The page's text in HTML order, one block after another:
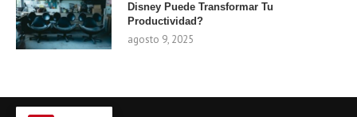
Disney Puede Transformar Tu
Productividad?
agosto 9, 2025